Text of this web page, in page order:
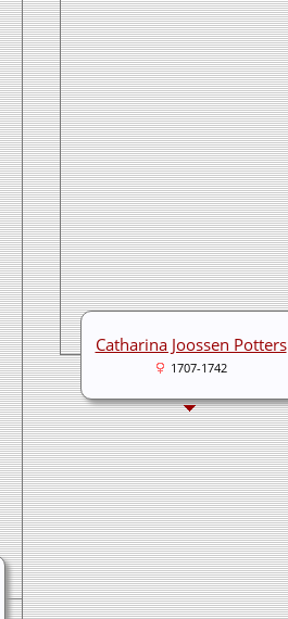
Catharina Joossen Potters
1707-1742